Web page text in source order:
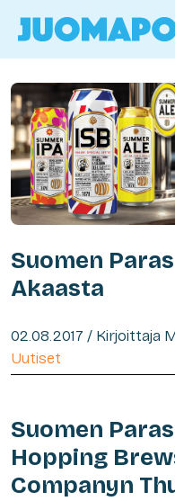
Suomen
Akaasta
02.08.2017 / Kirjoittaja
Uutiset
Suomen
Hopping
Companyn